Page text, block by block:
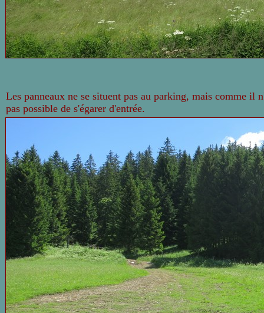
Les panneaux ne se situent pas au parking, mais comme
pas possible de s'égarer d'entrée.